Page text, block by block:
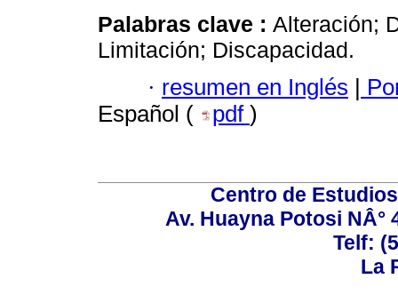
Palabras clave : Alteración;
Limitación; Discapacidad.
· resumen en Inglés
Español (
pdf )
Centro de
Av. Huayna Potosi NÂ°
Telf:
La